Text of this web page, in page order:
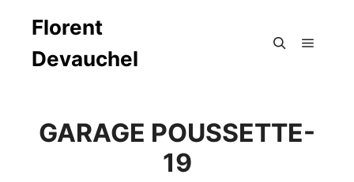
Florent
Devauchel
GARAGE POUSSETTE-
19